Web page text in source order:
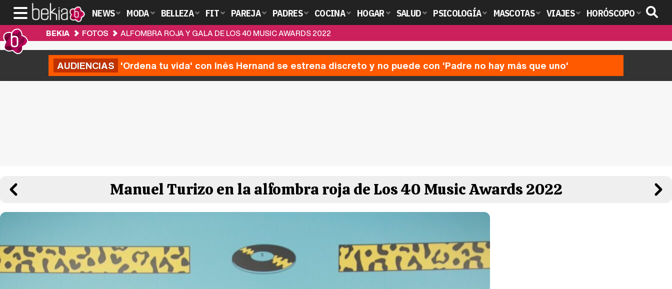
NEWS MODA BELLEZA FIT PAREJA PADRES COCINA HOGAR SALUD PSICOLOGÍA MASCOTAS VIAJES HORÓSCOPO
BEKIA FOTOS ALFOMBRA ROJA Y GALA DE LOS 40 MUSIC AWARDS 2022
AUDIENCIAS 'Ordena tu vida' con Inés Hernand se estrena discreto y no puede con 'Padre no hay más que uno'
Manuel Turizo en la alfombra roja de Los 40 Music Awards 2022